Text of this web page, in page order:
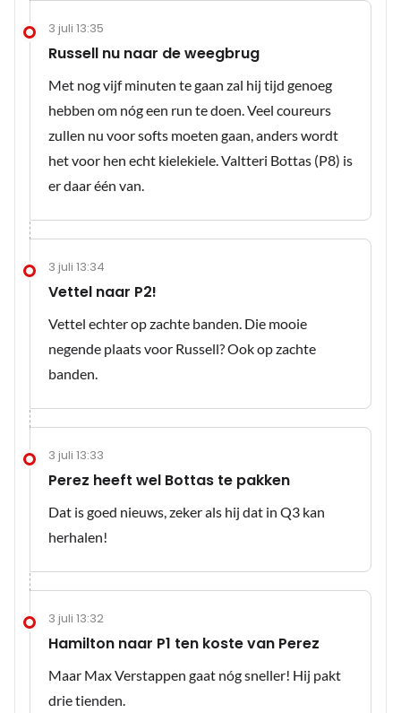
3 juli 13:35
Russell nu naar de weegbrug
Met nog vijf minuten te gaan zal hij tijd genoeg
hebben om nóg een run te doen. Veel coureurs
zullen nu voor softs moeten gaan, anders wordt
het voor hen echt kielekiele. Valtteri Bottas (P8) is
er daar één van.
3 juli 13:34
Vettel naar P2!
Vettel echter op zachte banden. Die mooie
negende plaats voor Russell? Ook op zachte
banden.
3 juli 13:33
Perez heeft wel Bottas te pakken
Dat is goed nieuws, zeker als hij dat in Q3 kan
herhalen!
3 juli 13:32
Hamilton naar P1 ten koste van Perez
Maar Max Verstappen gaat nóg sneller! Hij pakt
drie tienden.